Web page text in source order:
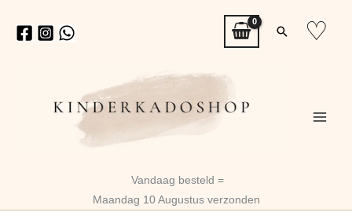
naar
Zoeken
♡
Vandaag besteld =
Maandag 10 Augustus verzonden